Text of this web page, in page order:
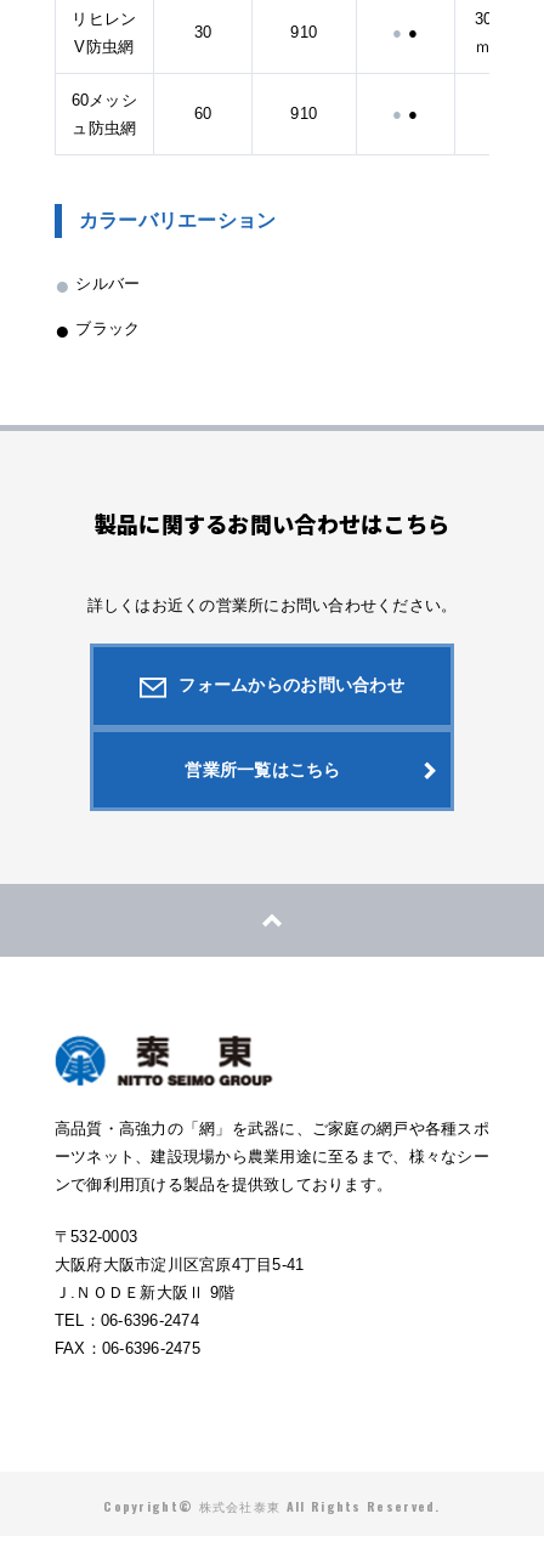
リヒレン
V防虫網
30 910 ● ●
30ｍ、2
ｍ、6ｍ
60メッシ
ュ防虫網
60 910 ● ●
カラーバリエーション
● シルバー
● ブラック
製品に関するお問い合わせはこちら
詳しくはお近くの営業所にお問い合わせください。
フォームからのお問い合わせ
営業所一覧はこちら
高品質・高強力の「網」を武器に、ご家庭の網戸や各種スポ
ーツネット、建設現場から農業用途に至るまで、様々なシー
ンで御利用頂ける製品を提供致しております。
〒532-0003
大阪府大阪市淀川区宮原4丁目5-41
Ｊ.ＮＯＤＥ新大阪Ⅱ 9階
TEL：06-6396-2474
FAX：06-6396-2475
Copyright© 株式会社泰東 All Rights Reserved.